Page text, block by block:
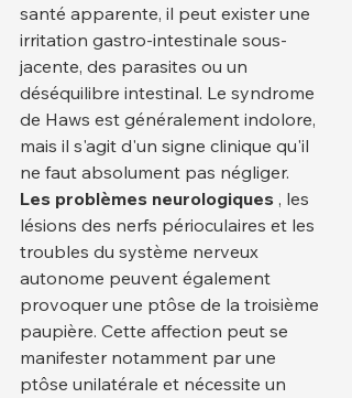
santé apparente, il peut exister une
irritation gastro-intestinale sous-
jacente, des parasites ou un
déséquilibre intestinal. Le syndrome
de Haws est généralement indolore,
mais il s'agit d'un signe clinique qu'il
ne faut absolument pas négliger.
Les problèmes neurologiques , les
lésions des nerfs périoculaires et les
troubles du système nerveux
autonome peuvent également
provoquer une ptôse de la troisième
paupière. Cette affection peut se
manifester notamment par une
ptôse unilatérale et nécessite un